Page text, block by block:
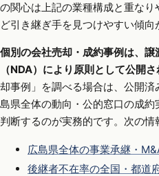
の関心は上記の業種構成と重な
ど引き継ぎ手を見つけやすい傾向
個別の会社売却・成約事例は、
（NDA）により原則として公開さ
却事例」を調べる場合は、公開
島県全体の動向・公的窓口の成
判断するのが実務的です。次の情
広島県全体の事業承継・
後継者不在率の全国・都道